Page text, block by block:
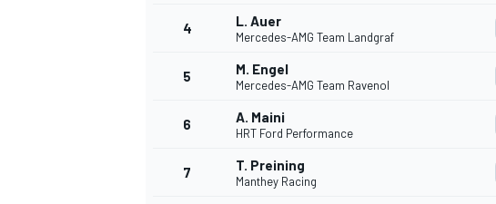
4 L. Auer
Mercedes-AMG Team Landgraf
5 M. Engel
Mercedes-AMG Team Ravenol
6 A. Maini
HRT Ford Performance
7 T. Preining
Manthey Racing